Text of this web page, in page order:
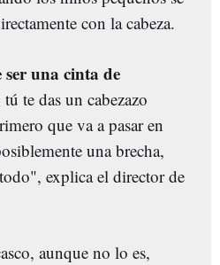
con la cabeza.
ser una cinta de
te das un cabezazo
que va a pasar en
una brecha,
explica el director de
aunque no lo es,